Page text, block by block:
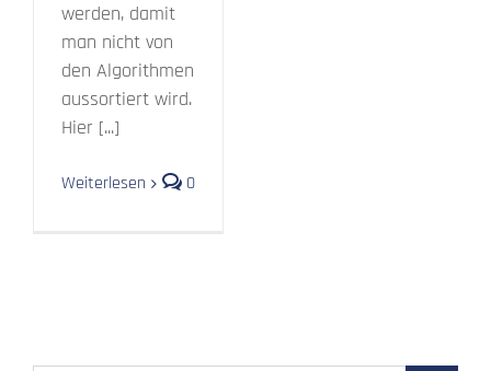
werden, damit
man nicht von
den Algorithmen
aussortiert wird.
Hier [...]
Weiterlesen 0